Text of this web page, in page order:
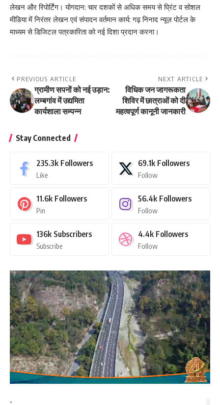
लेखन और रिपोर्टिंग। योगदान: चार दशकों से अधिक समय से प्रिंट व सोशल
मीडिया में निरंतर लेखन एवं संपादन वर्तमान कार्य: गढ़ निनाद न्यूज़ पोर्टल के
माध्यम से डिजिटल पत्रकारिता को नई दिशा प्रदान करना।
PREVIOUS ARTICLE
ग्रामीण सपनों को नई उड़ान:
लम्बगांव में उद्यमिता
कार्यशाला सम्पन्न
NEXT ARTICLE
विधिक जन जागरूकता
शिविर में छात्राओं को दी
महत्वपूर्ण कानूनी जानकारी
Stay Connected
235.3k Followers
Like
69.1k Followers
Follow
11.6k Followers
Pin
56.4k Followers
Follow
136k Subscribers
Subscribe
4.4k Followers
Follow